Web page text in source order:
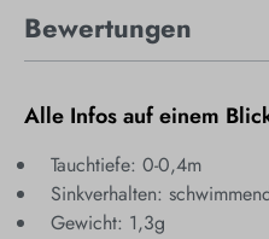
Bewertungen
Alle Infos auf einem
Tauchtiefe: 0-0,4m
Sinkverhalten:
Gewicht: 1,3g